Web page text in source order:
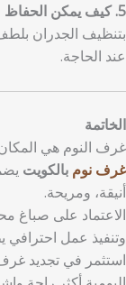
5. كيف يمكن الحفاظ على جمال الطلاء بعد الصباغة؟
بتنظيف الجدران
عند الحاجة.
الخاتمة
غرف النوم هي المكان
غرف نوم بالكويت
أنيقة، ومريحة.
الاعتماد على صباغ
وتنفيذ عمل احترافي
استثمر في تجديد